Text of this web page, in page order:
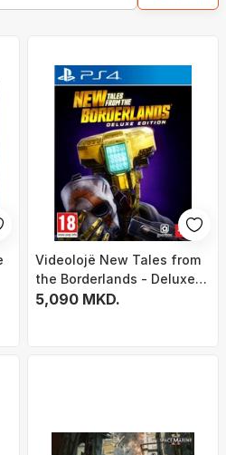
Videolojë New Tales from
the Borderlands - Deluxe
Edition (PS4)
5,090 MKD.